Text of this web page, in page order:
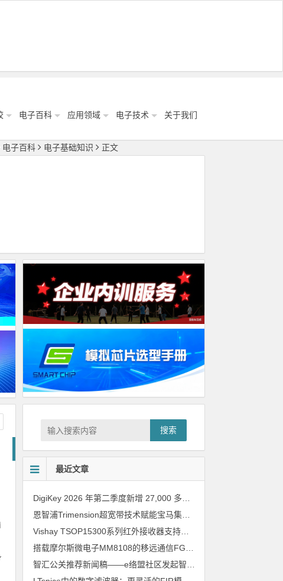
电子百科 应用领域 电子技术 关于我们
电子百科 电子基础知识 正文
搜索
最近文章
恩智浦Trimension超宽带技术赋能宝马集团Digital Key Plus及生命体存在检测功能
Vishay TSOP15300系列红外接收器支持所有主流遥控代码